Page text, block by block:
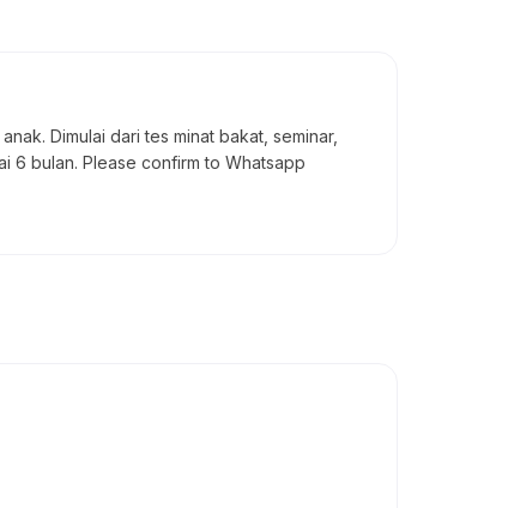
Dimulai dari tes minat bakat, seminar,
6 bulan. Please confirm to Whatsapp